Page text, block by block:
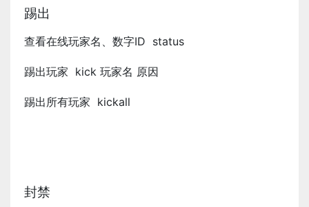
踢出
查看在线玩家名、数字ID status
踢出玩家 kick 玩家名 原因
踢出所有玩家 kickall
封禁